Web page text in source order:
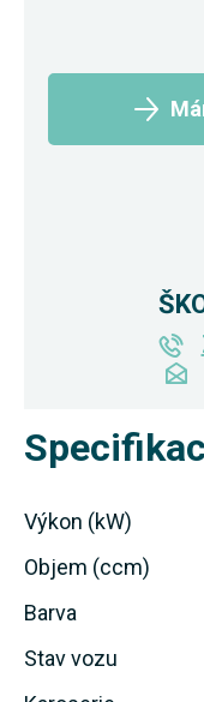
Výkon (kW)
Objem (ccm)
Barva
Stav vozu